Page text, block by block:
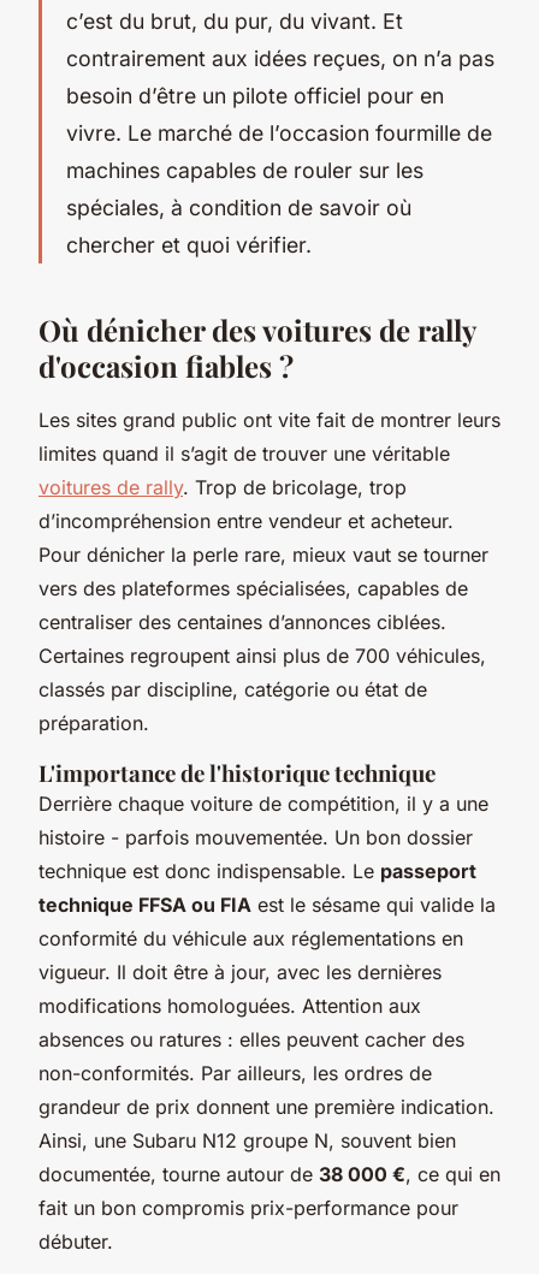
c’est du brut, du pur, du vivant. Et
contrairement aux idées reçues, on n’a pas
besoin d’être un pilote officiel pour en
vivre. Le marché de l’occasion fourmille de
machines capables de rouler sur les
spéciales, à condition de savoir où
chercher et quoi vérifier.
Où dénicher des voitures de rally
d'occasion fiables ?
Les sites grand public ont vite fait de montrer leurs
limites quand il s’agit de trouver une véritable
voitures de rally. Trop de bricolage, trop
d’incompréhension entre vendeur et acheteur.
Pour dénicher la perle rare, mieux vaut se tourner
vers des plateformes spécialisées, capables de
centraliser des centaines d’annonces ciblées.
Certaines regroupent ainsi plus de 700 véhicules,
classés par discipline, catégorie ou état de
préparation.
L'importance de l'historique technique
Derrière chaque voiture de compétition, il y a une
histoire - parfois mouvementée. Un bon dossier
technique est donc indispensable. Le passeport
technique FFSA ou FIA est le sésame qui valide la
conformité du véhicule aux réglementations en
vigueur. Il doit être à jour, avec les dernières
modifications homologuées. Attention aux
absences ou ratures : elles peuvent cacher des
non-conformités. Par ailleurs, les ordres de
grandeur de prix donnent une première indication.
Ainsi, une Subaru N12 groupe N, souvent bien
documentée, tourne autour de 38 000 €, ce qui en
fait un bon compromis prix-performance pour
débuter.